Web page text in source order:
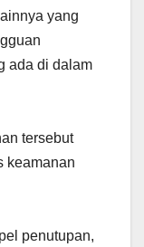
yang
ada di dalam
tersebut
keamanan
penutupan,